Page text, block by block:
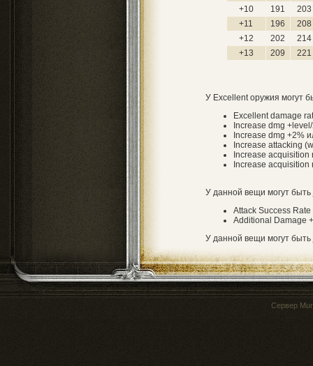
+10
191
203
+11
196
208
+12
202
214
+13
209 221
У Excellent оружия могут
Excellent damage
Increase dmg
Increase dmg +2%
Increase attacking
Increase acquisition
Increase
У данной вещи могут быть
Attack Success Rate
Additional Damage
У данной вещи могут быть
Сервер